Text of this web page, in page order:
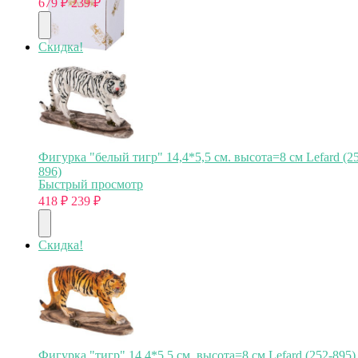
Скидка!
Фигурка "белый тигр" 14,4*5,5 см. высота=8 см Lefard
896)
Быстрый просмотр
418 ₽ 239 ₽
Скидка!
Фигурка "тигр" 14,4*5,5 см. высота=8 см Lefard (252-895)